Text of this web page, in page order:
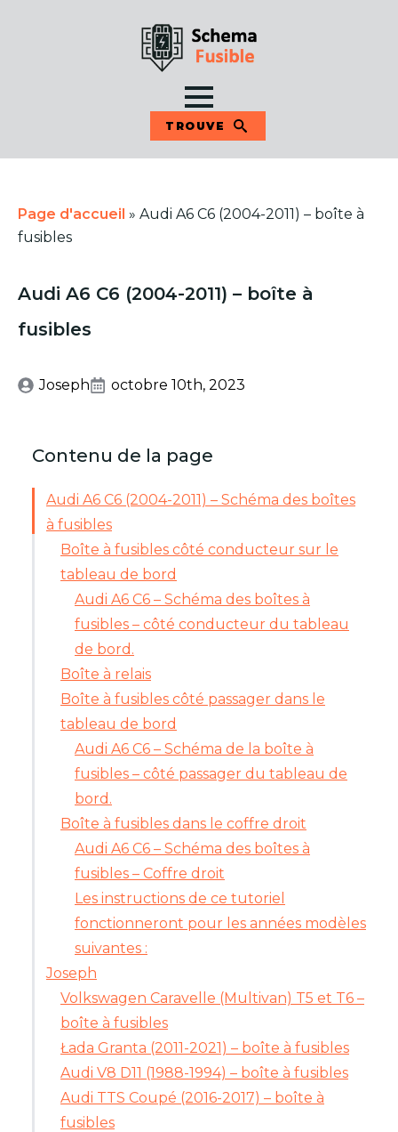
TROUVE
Page d'accueil » Audi A6 C6 (2004-2011) – boîte à
fusibles
Audi A6 C6 (2004-2011) – boîte à
fusibles
Joseph octobre 10th, 2023
Contenu de la page
Audi A6 C6 (2004-2011) – Schéma des boîtes
à fusibles
Boîte à fusibles côté conducteur sur le
tableau de bord
Audi A6 C6 – Schéma des boîtes à
fusibles – côté conducteur du tableau
de bord.
Boîte à relais
Boîte à fusibles côté passager dans le
tableau de bord
Audi A6 C6 – Schéma de la boîte à
fusibles – côté passager du tableau de
bord.
Boîte à fusibles dans le coffre droit
Audi A6 C6 – Schéma des boîtes à
fusibles – Coffre droit
Les instructions de ce tutoriel
fonctionneront pour les années modèles
suivantes :
Joseph
Volkswagen Caravelle (Multivan) T5 et T6 –
boîte à fusibles
Łada Granta (2011-2021) – boîte à fusibles
Audi V8 D11 (1988-1994) – boîte à fusibles
Audi TTS Coupé (2016-2017) – boîte à
fusibles